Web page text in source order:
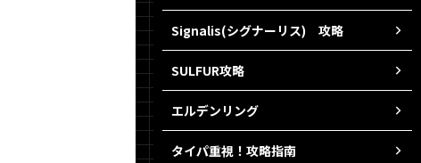
Signalis(シグナーリス) 攻略
SULFUR攻略
エルデンリング
タイパ重視！攻略指南